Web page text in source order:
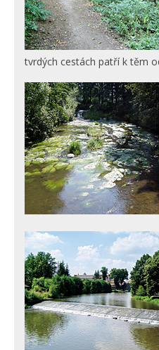
tvrdých cestách patří k těm